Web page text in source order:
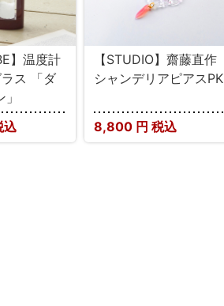
】温度計
ス 「ダ
込
【STUDIO】齋藤直作
シャンデリアピアスPK
8,800 円 税込